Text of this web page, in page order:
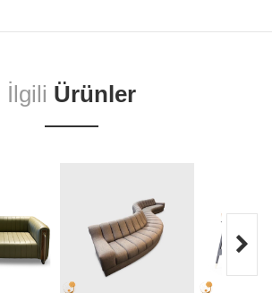
İlgili Ürünler